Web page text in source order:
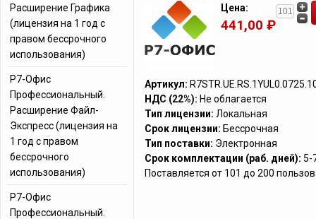
Цена:
441,00 ₽
Артикул:
НДС (22%): Не облагается
Тип лицензии: Локальная
Срок лицензии: Бессрочная
Тип поставки: Электронная
Срок комплектации (раб. дней): 5-
Поставляется от 101 до 200
Расширение Графика
(лицензия на 1 год с
правом бессрочного
использования)
Р7-Офис
Профессиональный.
Расширение Файл-
Экспресс (лицензия на
1 год с правом
бессрочного
использования)
Р7-Офис
Профессиональный.